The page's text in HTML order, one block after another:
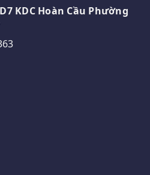
KDC Hoàn Cầu Phường